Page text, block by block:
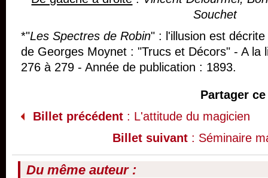
Souchet
*"Les Spectres de Robin" : l'illusion est
de Georges Moynet : "Trucs et Décors" - A la
276 à 279 - Année de publication : 1893.
Partager
Billet précédent : L'attitude du magicien
Billet suivant : Séminaire
Du même auteur :